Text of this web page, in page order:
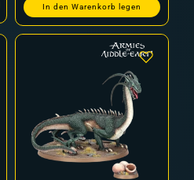
In den Warenkorb legen